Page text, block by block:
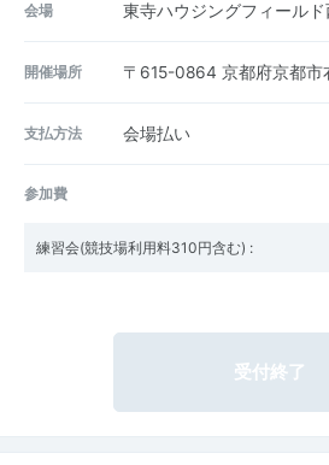
会場 東寺ハウジングフィールド
開催場所 〒615-0864 京都府京都市
支払方法 会場払い
参加費
練習会(競技場利用料310円含む) :
受付終了